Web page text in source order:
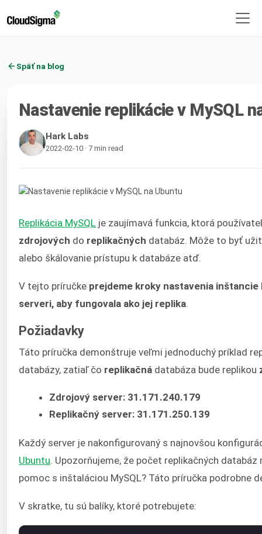
Späť na blog
Nastavenie replikácie v MySQL
Hark Labs
2022-02-10 · 7 min read
Replikácia MySQL je zaujímavá funkcia, ktorá
zdrojových do replikačných databáz. Môže to byť
alebo škálovanie prístupu k databáze atď.
V tejto príručke prejdeme kroky nastavenia inštancie
serveri, aby fungovala ako jej replika.
Požiadavky
Táto príručka demonštruje veľmi jednoduchý príklad
databázy, zatiaľ čo replikačná databáza bude replikou
Zdrojový server: 31.171.240.179
Replikačný server: 31.171.250.139
Každý server je nakonfigurovaný s najnovšou
Ubuntu . Upozorňujeme, že počet replikačných
pomoc s inštaláciou MySQL? Táto príručka podrobne
V skratke, tu sú balíky, ktoré potrebujete: